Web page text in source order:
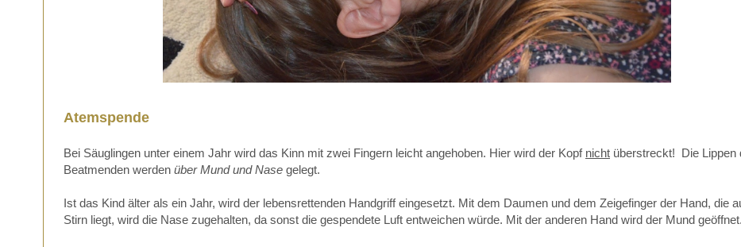
Atemspende
Bei Säuglingen unter einem Jahr wird das Kinn mit zwei Fingern leicht angehoben. Hier wird der Kopf nicht überstreckt! Die Lippen
Beatmenden werden über Mund und Nase gelegt.
Ist das Kind älter als ein Jahr, wird der lebensrettenden Handgriff eingesetzt. Mit dem Daumen und dem Zeigefinger der Hand, die
Stirn liegt, wird die Nase zugehalten, da sonst die gespendete Luft entweichen würde. Mit der anderen Hand wird der Mund geöffnet.